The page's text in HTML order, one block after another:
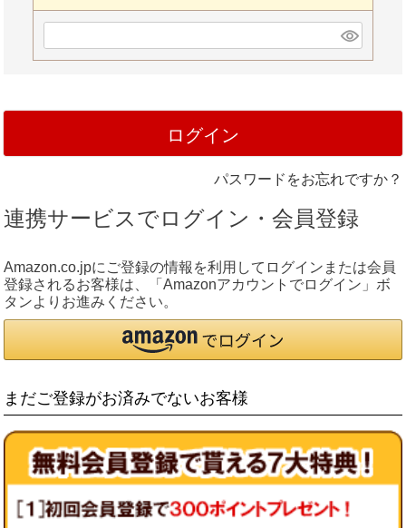
須)
ログイン
パスワードをお忘れですか？
連携サービスでログイン・会員登録
Amazon.co.jpにご登録の情報を利用してログインまたは会員
登録されるお客様は、「Amazonアカウントでログイン」ボ
タンよりお進みください。
まだご登録がお済みでないお客様